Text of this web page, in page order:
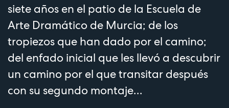
siete años en el patio de la Escuela de
Arte Dramático de Murcia; de los
tropiezos que han dado por el camino;
del enfado inicial que les llevó a descubrir
un camino por el que transitar después
con su segundo montaje...